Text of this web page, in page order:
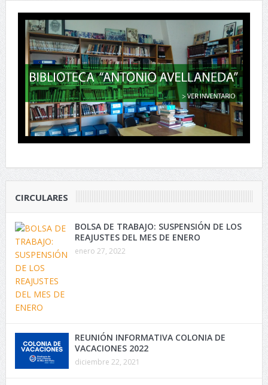
CIRCULARES
BOLSA DE TRABAJO: SUSPENSIÓN DE LOS
REAJUSTES DEL MES DE ENERO
enero 27, 2022
REUNIÓN INFORMATIVA COLONIA DE
VACACIONES 2022
diciembre 22, 2021